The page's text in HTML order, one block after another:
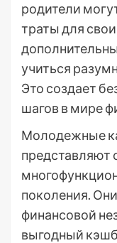
родители
траты для
учиться
Это создает
шагов в мире
Молодежные
представляют
поколения.
финансовой
выгодный